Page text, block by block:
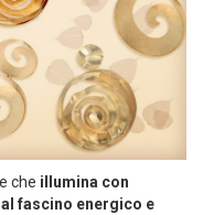
che illumina con
fascino energico e